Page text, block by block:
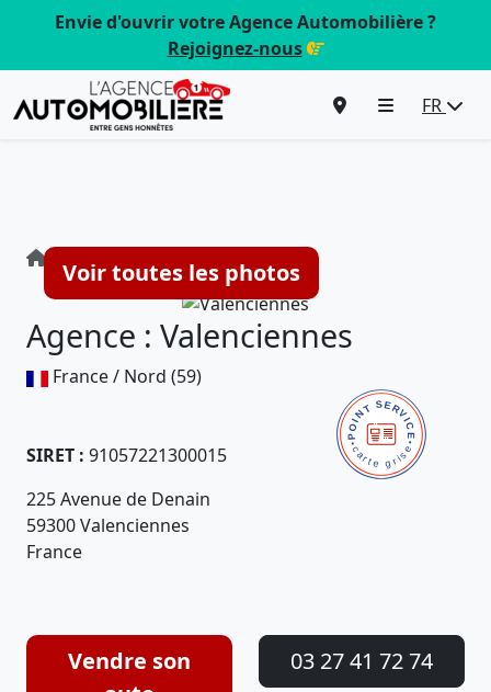
Envie d'ouvrir votre Agence Automobilière ?
Rejoignez-nous
FR
Voir toutes les photos
Agence : Valenciennes
France / Nord (59)
SIRET : 91057221300015
225 Avenue de Denain
59300 Valenciennes
France
Vendre son
03 27 41 72 74